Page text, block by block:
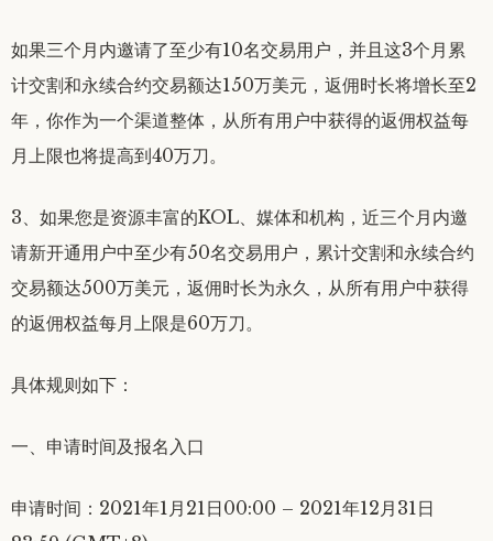
如果三个月内邀请了至少有10名交易用户，并且这3个月累
计交割和永续合约交易额达150万美元，返佣时长将增长至2
年，你作为一个渠道整体，从所有用户中获得的返佣权益每
月上限也将提高到40万刀。
3、如果您是资源丰富的KOL、媒体和机构，近三个月内邀
请新开通用户中至少有50名交易用户，累计交割和永续合约
交易额达500万美元，返佣时长为永久，从所有用户中获得
的返佣权益每月上限是60万刀。
具体规则如下：
一、申请时间及报名入口
申请时间：2021年1月21日00:00 – 2021年12月31日